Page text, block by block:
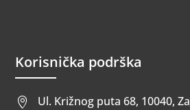
Korisnička podrška
 Ul. Križnog puta 68, 10040,